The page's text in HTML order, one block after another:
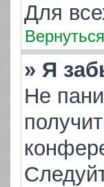
Для
» Я
Не